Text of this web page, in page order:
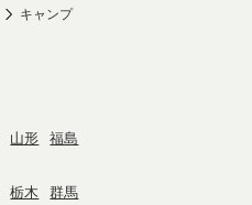
キャンプ
山形 福島
栃木 群馬